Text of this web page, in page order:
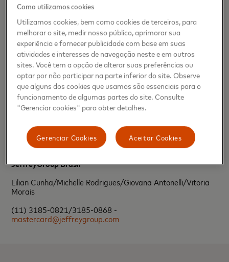
empresa de tecnologia com foco na indústria global de
pagamentos. Nossa rede global de processamento de
pagamentos conecta consumidores, instituições financeiras,
estabelecimentos comerciais, governos e empresas em
mais de 210 países e territórios. Os produtos e soluções
da Mastercard tornam as atividades diárias – tais como:
fazer compras, viajar, administrar um negócio e gerir as
finanças – mais fáceis, seguras e eficientes para todos.
Siga-nos no Twitter @MastercardNews, participe das
discussões no blogBeyondtheTransactioneinscreva-se
para receber as últimas notícias por meio doEngagement
Bureau.
Informações à imprensa - Mastercard:
JeffreyGroup Brasil
Lilian Cunha/Michelle Rodrigues/Giovana Antonelli/Vitoria
Morais
(11) 3185-0821/3185-0868 -
mastercard@jeffreygroup.com
Como utilizamos cookies
Utilizamos cookies, bem como cookies de terceiros, para
melhorar o site, medir nosso público, aprimorar sua
experiência e fornecer publicidade com base em suas
atividades e interesses de navegação neste e em outros
sites. Você tem a opção de alterar suas preferências ou
optar por não participar na parte inferior do site. Observe
que alguns dos cookies que usamos são essenciais para o
funcionamento de algumas partes do site. Consulte
"Gerenciar cookies" para obter detalhes.
Aceitar Cookies
Gerenciar Cookies